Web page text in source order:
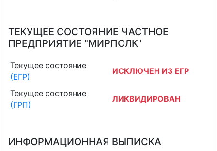
ТЕКУЩЕЕ СОСТОЯНИЕ ЧАСТНОЕ
ПРЕДПРИЯТИЕ "МИРПОЛК"
Текущее состояние
(ЕГР)
ИСКЛЮЧЕН ИЗ ЕГР
Текущее состояние
(ГРП)
ЛИКВИДИРОВАН
ИНФОРМАЦИОННАЯ ВЫПИСКА